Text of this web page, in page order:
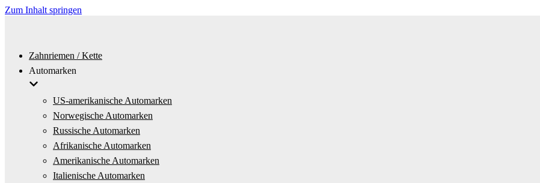
Zum Inhalt springen
Zahnriemen / Kette
Automarken
US-amerikanische Automarken
Norwegische Automarken
Russische Automarken
Afrikanische Automarken
Amerikanische Automarken
Italienische Automarken